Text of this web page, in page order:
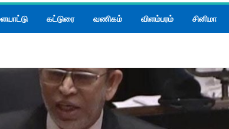
கட்டுரை வணிகம் விளம்பரம் சினிமா